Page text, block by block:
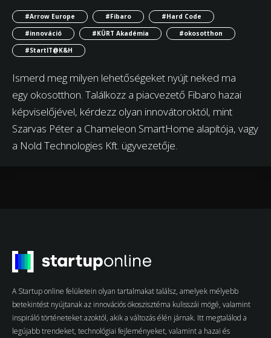
#Arrow Europe #Fibaro
#Hard Code
#innováció
#KÜRT Akadémia
#okosotthon
#StartIT@K&H
Ismerd meg milyen lehetőségeket nyújt neked ma
egy okosotthon. Találkozz a piacvezető Fibaro hazai
képviselőjével, kérdezz olyan innovátoroktól, mint
Szarvas Péter a Chameleon SmartHome alapítója, vagy
a Nold Technologies Kft. ügyvezetője.
A Startup online felületein olyan tartalmakat találsz, amelyek mélyebb
betekintést nyújtanak az innovációs ökoszisztéma kulisszái mögé, valamint
inspiráló történeteket azoktól, akik a változás élén járnak. Itt megtalálod a
legújabb trendeket, technológiai fejleményeket, valamint a hazai és